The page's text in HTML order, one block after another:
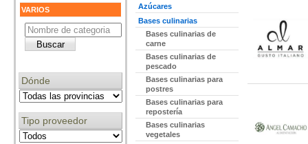
VARIOS
Dónde
Tipo proveedor
Azúcares
Bases culinarias
Bases culinarias de
carne
Bases culinarias de
pescado
Bases culinarias para
postres
Bases culinarias para
repostería
Bases culinarias
vegetales